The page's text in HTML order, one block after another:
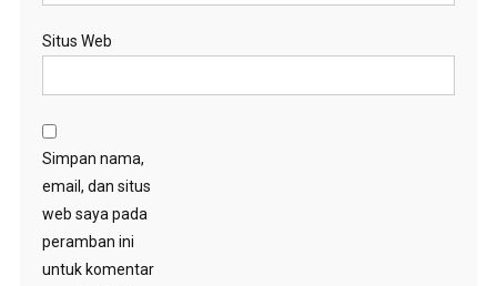
Situs Web
Simpan nama,
email, dan situs
web saya pada
peramban ini
untuk komentar